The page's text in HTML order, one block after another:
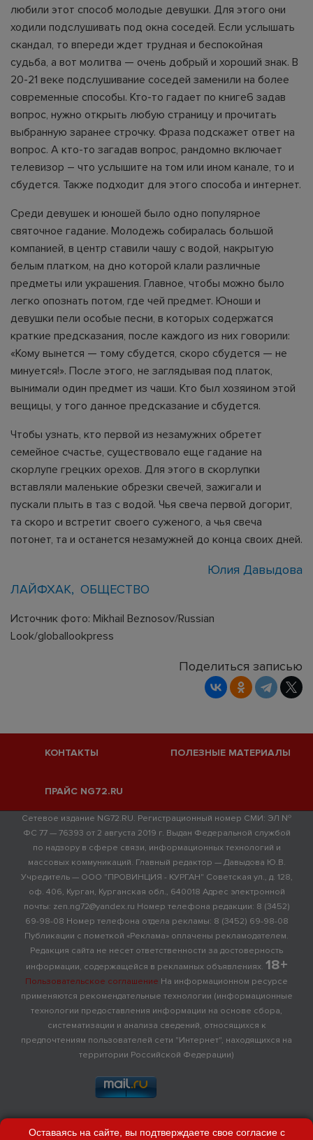
любили этот способ молодые девушки. Для этого они
ходили подслушивать под окна соседей. Если услышать
скандал, то впереди ждет трудная и беспокойная
судьба, а вот молитва — очень добрый и хороший знак. В
20-21 веке подслушивание соседей заменили на более
современные способы. Кто-то гадает по книге6 задав
вопрос, нужно открыть любую страницу и прочитать
выбранную заранее строчку. Фраза подскажет ответ на
вопрос. А кто-то загадав вопрос, рандомно включает
телевизор – что услышите на том или ином канале, то и
сбудется. Также подходит для этого способа и интернет.
Среди девушек и юношей было одно популярное
святочное гадание. Молодежь собиралась большой
компанией, в центр ставили чашу с водой, накрытую
белым платком, на дно которой клали различные
предметы или украшения. Главное, чтобы можно было
легко опознать потом, где чей предмет. Юноши и
девушки пели особые песни, в которых содержатся
краткие предсказания, после каждого из них говорили:
«Кому вынется — тому сбудется, скоро сбудется — не
минуется!». После этого, не заглядывая под платок,
вынимали один предмет из чаши. Кто был хозяином этой
вещицы, у того данное предсказание и сбудется.
Чтобы узнать, кто первой из незамужних обретет
семейное счастье, существовало еще гадание на
скорлупе грецких орехов. Для этого в скорлупки
вставляли маленькие обрезки свечей, зажигали и
пускали плыть в таз с водой. Чья свеча первой догорит,
та скоро и встретит своего суженого, а чья свеча
потонет, та и останется незамужней до конца своих дней.
Юлия Давыдова
ЛАЙФХАК ОБЩЕСТВО
Источник фото: Mikhail Beznosov/Russian
Look/globallookpress
Поделиться записью
КОНТАКТЫ ПОЛЕЗНЫЕ МАТЕРИАЛЫ
ПРАЙС NG72.RU
Сетевое издание NG72.RU. Регистрационный номер СМИ: ЭЛ №
ФС 77 — 76393 от 2 августа 2019 г. Выдан Федеральной службой
по надзору в сфере связи, информационных технологий и
массовых коммуникаций. Главный редактор — Давыдова Ю.В.
Учредитель — ООО "ПРОВИНЦИЯ - КУРГАН" Советская ул., д. 128,
оф. 406, Курган, Курганская обл., 640018 Адрес электронной
почты: zen.ng72@yandex.ru Номер телефона редакции: 8 (3452)
69-98-08 Номер телефона отдела рекламы: 8 (3452) 69-98-08
Публикации с пометкой «Реклама» оплачены рекламодателем.
Редакция сайта не несет ответственности за достоверность
информации, содержащейся в рекламных объявлениях. 18+
Пользовательское соглашение На информационном ресурсе
применяются рекомендательные технологии (информационные
технологии предоставления информации на основе сбора,
систематизации и анализа сведений, относящихся к
предпочтениям пользователей сети "Интернет", находящихся на
территории Российской Федерации)
Оставаясь на сайте, вы подтверждаете свое согласие с